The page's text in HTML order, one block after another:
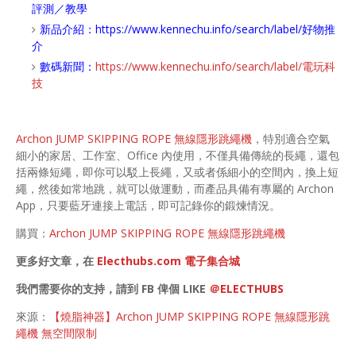
評測／教學
新品介紹： https://www.kennechu.info/search/label/好物推
介
數碼新聞： https://www.kennechu.info/search/label/電玩科
技
Archon JUMP SKIPPING ROPE 無線隱形跳繩機 ，特別適合空氣
細小的家居、工作室、Office 內使用，不僅具備傳統的長繩，還包
括兩條短繩，即你可以駁上長繩，又或者係細小的空間內，換上短
繩，然後如常地跳，就可以做運動，而產品具備有專屬的 Archon
App，只要藍牙連接上電話，即可記錄你的鍛煉情況。
購買： Archon JUMP SKIPPING ROPE 無線隱形跳繩機
更多好文章，在 Electhubs.com 電子集合城
我們需要你的支持，請到 FB 俾個 LIKE ＠ELECTHUBS
來源：
【燒脂神器】Archon JUMP SKIPPING ROPE 無線隱形跳
繩機 無空間限制